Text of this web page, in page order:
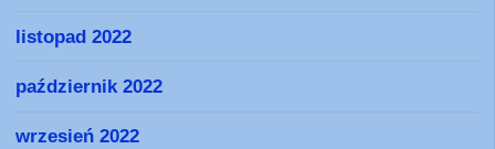
listopad 2022
październik 2022
wrzesień 2022